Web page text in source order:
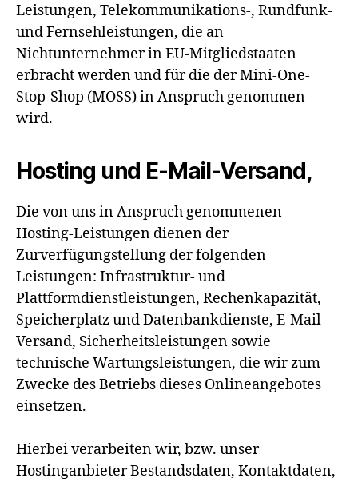
Leistungen, Telekommunikations-, Rundfunk-
und Fernsehleistungen, die an
Nichtunternehmer in EU-Mitgliedstaaten
erbracht werden und für die der Mini-One-
Stop-Shop (MOSS) in Anspruch genommen
wird.
Hosting und E-Mail-Versand,
Die von uns in Anspruch genommenen
Hosting-Leistungen dienen der
Zurverfügungstellung der folgenden
Leistungen: Infrastruktur- und
Plattformdienstleistungen, Rechenkapazität,
Speicherplatz und Datenbankdienste, E-Mail-
Versand, Sicherheitsleistungen sowie
technische Wartungsleistungen, die wir zum
Zwecke des Betriebs dieses Onlineangebotes
einsetzen.
Hierbei verarbeiten wir, bzw. unser
Hostinganbieter Bestandsdaten, Kontaktdaten,